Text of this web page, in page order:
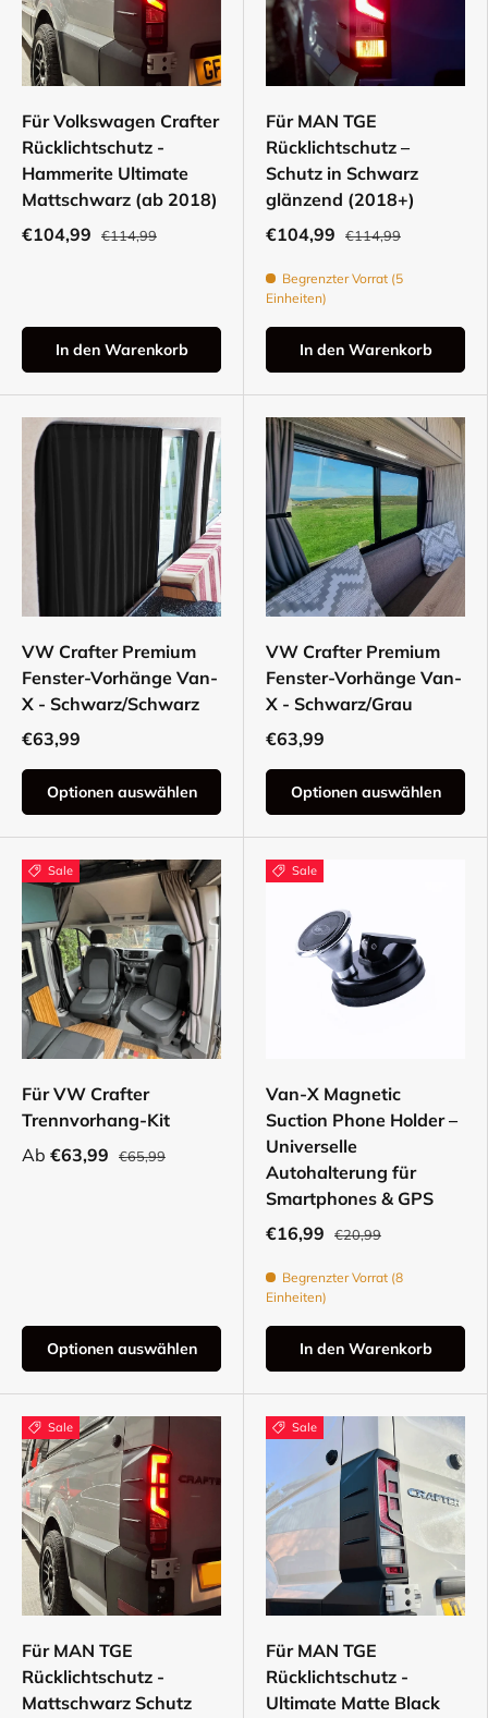
Für Volkswagen Crafter
Rücklichtschutz -
Hammerite Ultimate
Mattschwarz (ab 2018)
€104,99
€114,99
In den Warenkorb
Für MAN TGE
Rücklichtschutz –
Schutz in Schwarz
glänzend (2018+)
€104,99
€114,99
Begrenzter Vorrat (5
Einheiten)
In den Warenkorb
VW Crafter Premium
Fenster-Vorhänge Van-
X - Schwarz/Schwarz
€63,99
Optionen auswählen
VW Crafter Premium
Fenster-Vorhänge Van-
X - Schwarz/Grau
€63,99
Optionen auswählen
Sale
Für VW Crafter
Trennvorhang-Kit
Ab €63,99 €65,99
Optionen auswählen
Sale
Van-X Magnetic
Suction Phone Holder –
Universelle
Autohalterung für
Smartphones & GPS
€16,99
€20,99
Begrenzter Vorrat (8
Einheiten)
In den Warenkorb
Sale
Für MAN TGE
Rücklichtschutz -
Mattschwarz Schutz
Sale
Für MAN TGE
Rücklichtschutz -
Ultimate Matte Black